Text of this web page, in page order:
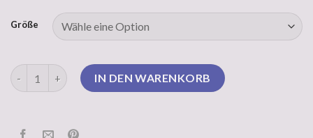
Größe
belstaff pullover MengeIN DEN WARENKORB